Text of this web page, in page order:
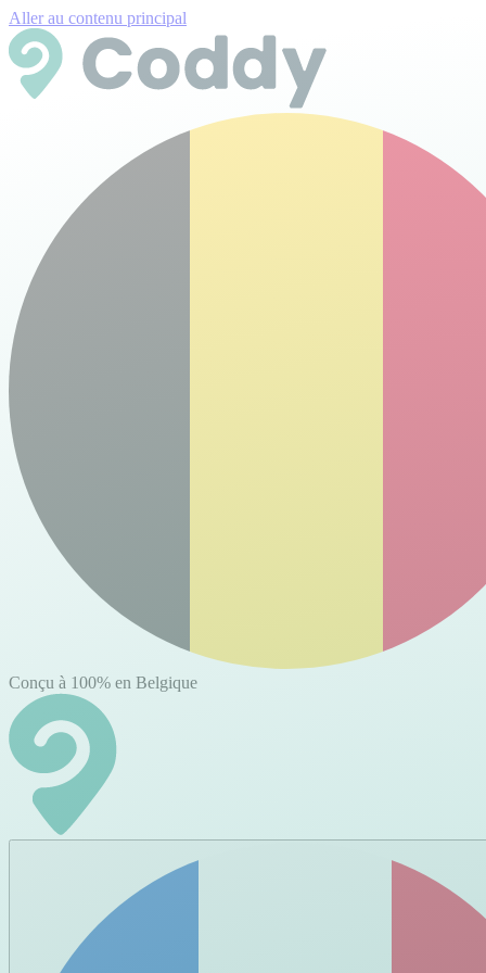
Aller au contenu principal
Conçu à 100% en Belgique